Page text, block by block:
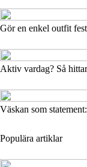
Gör en enkel outfit
Aktiv vardag? Så
Väskan som
Populära artiklar